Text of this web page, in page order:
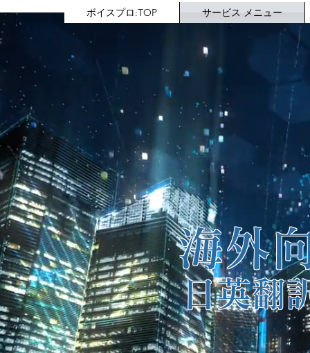
ボイスプロ:TOP サービス メニュー
海外
日英翻